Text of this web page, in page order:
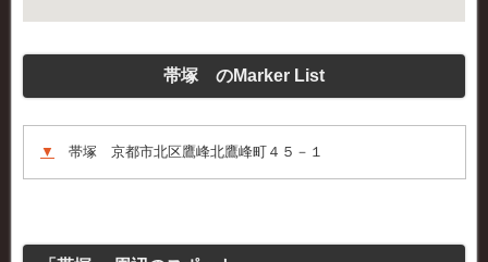
帯塚 のMarker List
▼ 帯塚 京都市北区鷹峰北鷹峰町４５－１